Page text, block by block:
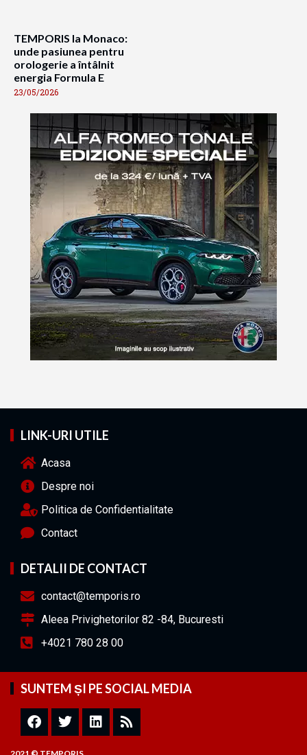
TEMPORIS la Monaco:
unde pasiunea pentru
orologerie a întâlnit
energia Formula E
23/05/2026
LINK-URI UTILE
Acasa
Despre noi
Politica de Confidentialitate
Contact
DETALII DE CONTACT
contact@temporis.ro
Aleea Privighetorilor 82 -84, Bucuresti
+4021 780 28 00
SUNTEM ȘI PE SOCIAL MEDIA